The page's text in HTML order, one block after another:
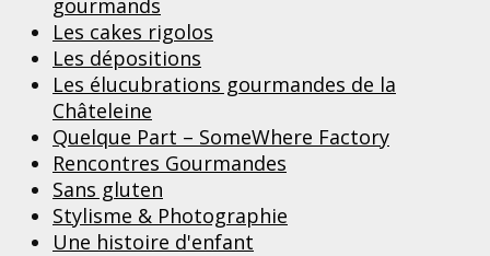
Les cakes rigolos
Les dépositions
Les élucubrations gourmandes de la
Châteleine
Quelque Part – SomeWhere Factory
Rencontres Gourmandes
Sans gluten
Stylisme & Photographie
Une histoire d'enfant